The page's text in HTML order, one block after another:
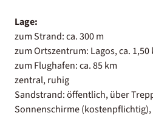
Lage:
zum Strand: ca. 300 m
zum Ortszentrum: Lagos, ca. 1,50
zum Flughafen: ca. 85 km
zentral, ruhig
Sandstrand: öffentlich, über
Sonnenschirme